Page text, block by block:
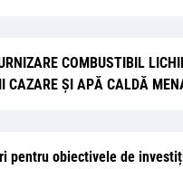
COMBUSTIBIL
CAZARE ȘI APĂ CALDĂ
pentru obiectivele de